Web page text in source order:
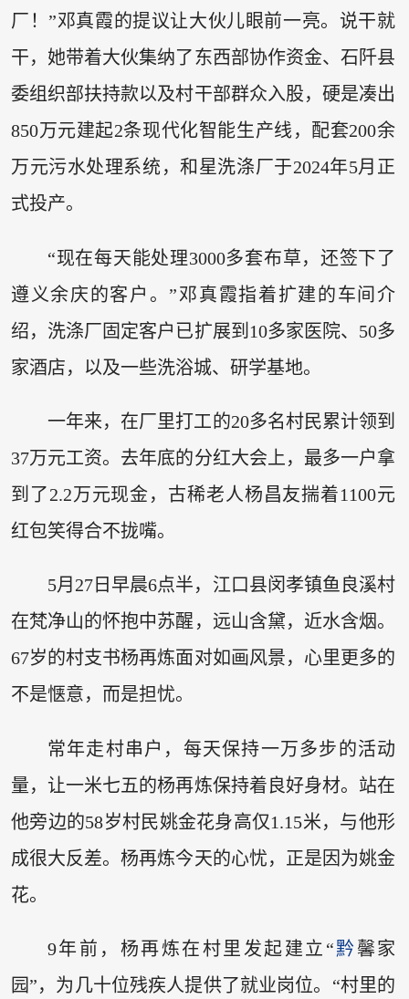
厂！”邓真霞的提议让大伙儿眼前一亮。说干就
干，她带着大伙集纳了东西部协作资金、石阡县
委组织部扶持款以及村干部群众入股，硬是凑出
850万元建起2条现代化智能生产线，配套200余
万元污水处理系统，和星洗涤厂于2024年5月正
式投产。
“现在每天能处理3000多套布草，还签下了
遵义余庆的客户。”邓真霞指着扩建的车间介
绍，洗涤厂固定客户已扩展到10多家医院、50多
家酒店，以及一些洗浴城、研学基地。
一年来，在厂里打工的20多名村民累计领到
37万元工资。去年底的分红大会上，最多一户拿
到了2.2万元现金，古稀老人杨昌友揣着1100元
红包笑得合不拢嘴。
5月27日早晨6点半，江口县闵孝镇鱼良溪村
在梵净山的怀抱中苏醒，远山含黛，近水含烟。
67岁的村支书杨再炼面对如画风景，心里更多的
不是惬意，而是担忧。
常年走村串户，每天保持一万多步的活动
量，让一米七五的杨再炼保持着良好身材。站在
他旁边的58岁村民姚金花身高仅1.15米，与他形
成很大反差。杨再炼今天的心忧，正是因为姚金
花。
9年前，杨再炼在村里发起建立“黔 馨家
园”，为几十位残疾人提供了就业岗位。“村里的